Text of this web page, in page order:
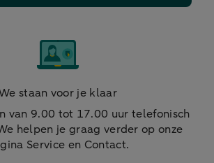
staan voor je klaar
van 9.00 tot 17.00 uur telefonisch
helpen je graag verder op onze
Service en Contact.